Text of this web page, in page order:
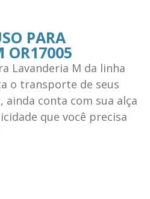
PARA
OR17005
Lavanderia M da linha
o transporte de seus
conta com sua alça
que você precisa